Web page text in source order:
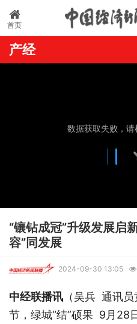
首页
产经
“镶钻成冠”升级发展启
容”同发展
2024-09-30 13:05
中经联播讯 （吴兵 通讯
节，绿城“结”硕果 9月28